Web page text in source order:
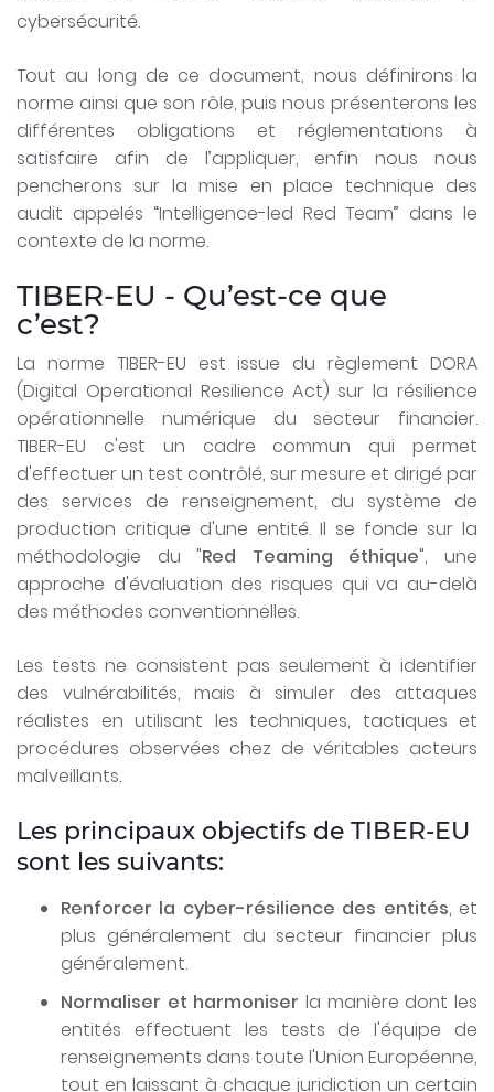
cybersécurité.
Tout au long de ce document, nous définirons la
norme ainsi que son rôle, puis nous présenterons les
différentes obligations et réglementations à
satisfaire afin de l’appliquer, enfin nous nous
pencherons sur la mise en place technique des
audit appelés “Intelligence-led Red Team” dans le
contexte de la norme.
TIBER-EU - Qu’est-ce que
c’est?
La norme TIBER-EU est issue du règlement DORA
(Digital Operational Resilience Act) sur la résilience
opérationnelle numérique du secteur financier.
TIBER-EU c'est un cadre commun qui permet
d'effectuer un test contrôlé, sur mesure et dirigé par
des services de renseignement, du système de
production critique d'une entité. Il se fonde sur la
méthodologie du "Red Teaming éthique", une
approche d'évaluation des risques qui va au-delà
des méthodes conventionnelles.
Les tests ne consistent pas seulement à identifier
des vulnérabilités, mais à simuler des attaques
réalistes en utilisant les techniques, tactiques et
procédures observées chez de véritables acteurs
malveillants.
Les principaux objectifs de TIBER-EU
sont les suivants:
Renforcer la cyber-résilience des entités, et
plus généralement du secteur financier plus
généralement.
Normaliser et harmoniser la manière dont les
entités effectuent les tests de l'équipe de
renseignements dans toute l'Union Européenne,
tout en laissant à chaque juridiction un certain